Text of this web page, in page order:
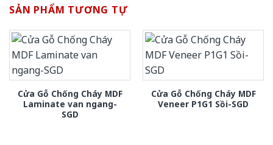
SẢN PHẨM TƯƠNG TỰ
Cửa Gỗ Chống Cháy MDF
Laminate van ngang-
SGD
Cửa Gỗ Chống Cháy MDF
Veneer P1G1 Sồi-SGD